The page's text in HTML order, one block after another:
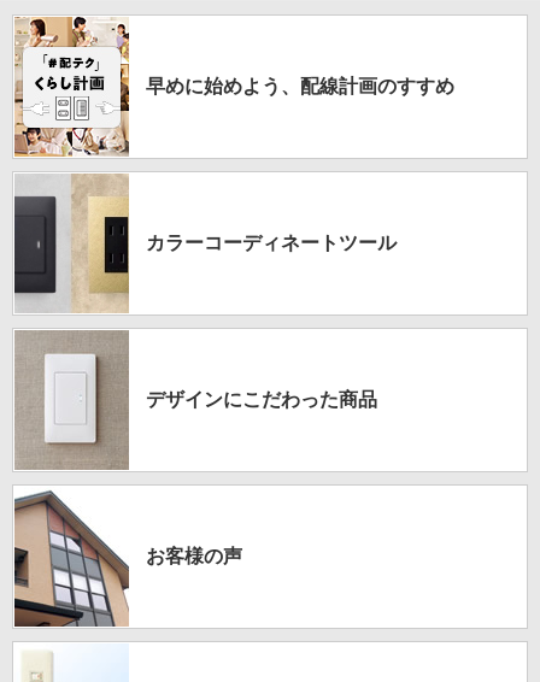
早めに始めよう、 配線計画のすすめ
カラーコーディネート ツール
デザインにこだわった商品
お客様の声